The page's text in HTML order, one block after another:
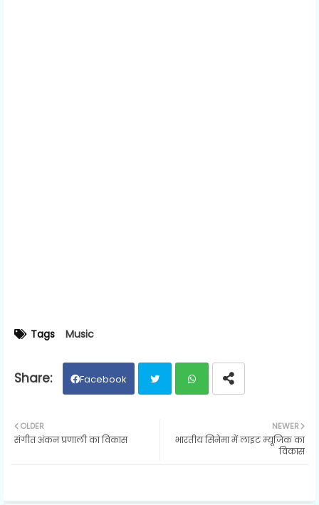
Tags Music
Facebook
ats
NEWER
भारतीय सिनेमा में लाइट म्यूजिक का
विकास
OLDER
संगीत अंकन प्रणाली का विकास